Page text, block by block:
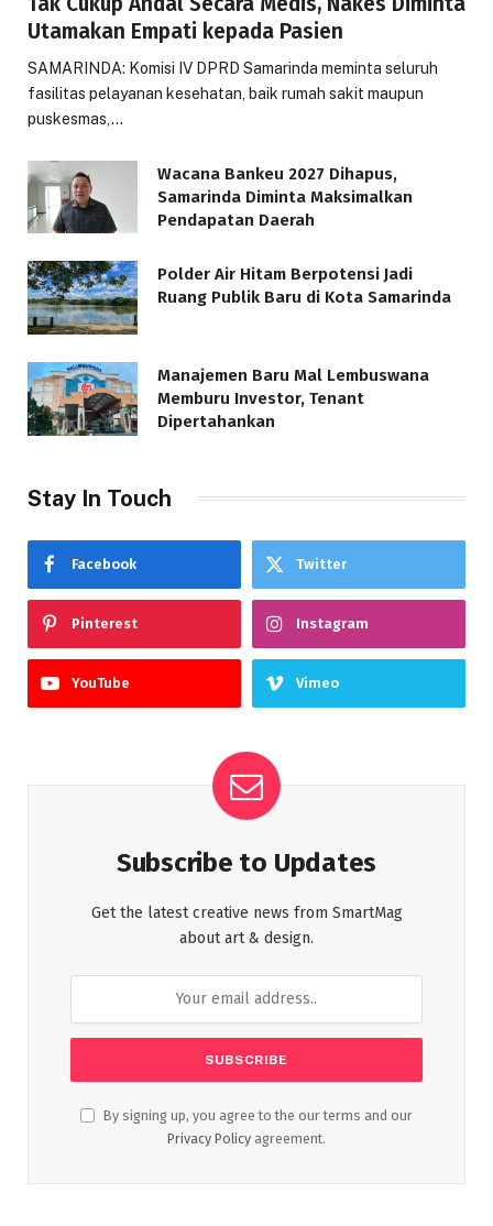
Utamakan Empati kepada Pasien
SAMARINDA: Komisi IV DPRD Samarinda meminta seluruh
fasilitas pelayanan kesehatan, baik rumah sakit maupun
puskesmas,…
Wacana Bankeu 2027 Dihapus,
Samarinda Diminta Maksimalkan
Pendapatan Daerah
Polder Air Hitam Berpotensi Jadi
Ruang Publik Baru di Kota Samarinda
Manajemen Baru Mal Lembuswana
Memburu Investor, Tenant
Dipertahankan
Stay In Touch
Facebook Twitter
Pinterest Instagram
YouTube Vimeo
Subscribe to Updates
Get the latest creative news from SmartMag
about art & design.
By signing up, you agree to the our terms and our
Privacy Policy agreement.